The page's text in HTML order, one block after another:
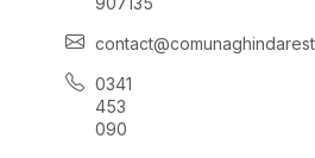
0341
453
090